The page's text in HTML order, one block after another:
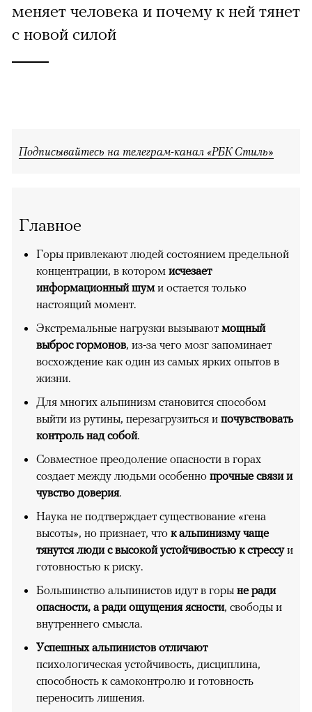
меняет человека и почему к ней тянет
с новой силой
Подписывайтесь на телеграм-канал «РБК Стиль»
Главное
Горы привлекают людей состоянием предельной
концентрации, в котором исчезает
информационный шум и остается только
настоящий момент.
Экстремальные нагрузки вызывают мощный
выброс гормонов, из-за чего мозг запоминает
восхождение как один из самых ярких опытов в
жизни.
Для многих альпинизм становится способом
выйти из рутины, перезагрузиться и почувствовать
контроль над собой.
Совместное преодоление опасности в горах
создает между людьми особенно прочные связи и
чувство доверия.
Наука не подтверждает существование «гена
высоты», но признает, что к альпинизму чаще
тянутся люди с высокой устойчивостью к стрессуи
готовностью к риску.
Большинство альпинистов идут в горы не ради
опасности, а ради ощущения ясности, свободы и
внутреннего смысла.
Успешных альпинистов отличают
психологическая устойчивость, дисциплина,
способность к самоконтролю и готовность
переносить лишения.